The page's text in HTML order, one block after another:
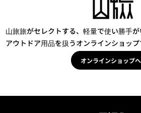
山旅旅がセレクトする、軽量で使い勝手
アウトドア用品を扱うオンラインショップ
オンラインショップへ